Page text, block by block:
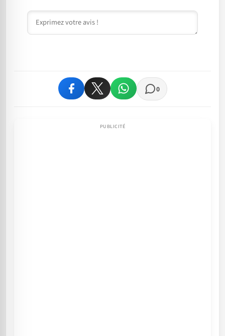
Commentaire
0